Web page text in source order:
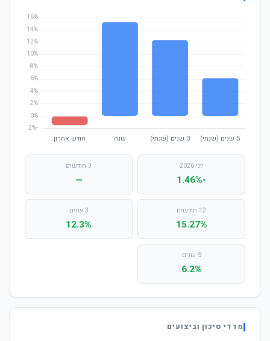
יוני 2026
-1.46%
3 חודשים
—
12 חודשים
15.27%
3 שנים
12.3%
5 שנים
6.2%
מדדי סיכון וביצועים